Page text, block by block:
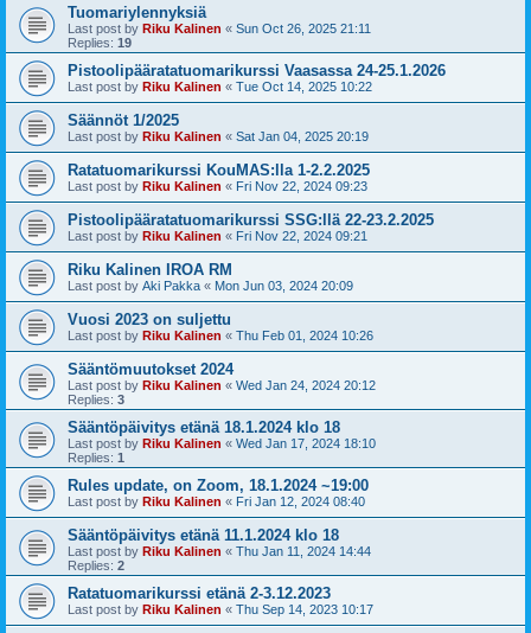
Tuomariylennyksiä
Last post by Riku Kalinen « Sun Oct 26, 2025 21:11
Replies: 19
Pistoolipääratatuomarikurssi Vaasassa 24-25.1.2026
Last post by Riku Kalinen « Tue Oct 14, 2025 10:22
Säännöt 1/2025
Last post by Riku Kalinen « Sat Jan 04, 2025 20:19
Ratatuomarikurssi KouMAS:lla 1-2.2.2025
Last post by Riku Kalinen « Fri Nov 22, 2024 09:23
Pistoolipääratatuomarikurssi SSG:llä 22-23.2.2025
Last post by Riku Kalinen « Fri Nov 22, 2024 09:21
Riku Kalinen IROA RM
Last post by Aki Pakka « Mon Jun 03, 2024 20:09
Vuosi 2023 on suljettu
Last post by Riku Kalinen « Thu Feb 01, 2024 10:26
Sääntömuutokset 2024
Last post by Riku Kalinen « Wed Jan 24, 2024 20:12
Replies: 3
Sääntöpäivitys etänä 18.1.2024 klo 18
Last post by Riku Kalinen « Wed Jan 17, 2024 18:10
Replies: 1
Rules update, on Zoom, 18.1.2024 ~19:00
Last post by Riku Kalinen « Fri Jan 12, 2024 08:40
Sääntöpäivitys etänä 11.1.2024 klo 18
Last post by Riku Kalinen « Thu Jan 11, 2024 14:44
Replies: 2
Ratatuomarikurssi etänä 2-3.12.2023
Last post by Riku Kalinen « Thu Sep 14, 2023 10:17